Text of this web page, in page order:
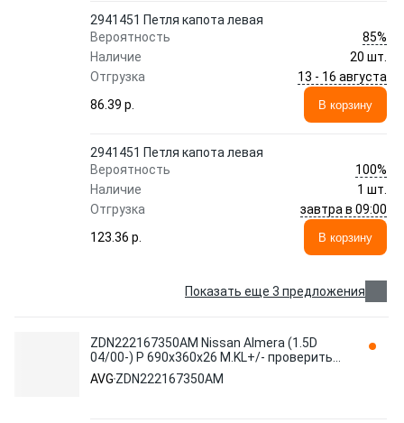
2941451 Петля капота левая
Вероятность
85%
Наличие
20 шт.
Отгрузка
13 - 16 августа
86.39 p.
В корзину
2941451 Петля капота левая
Вероятность
100%
Наличие
1 шт.
Отгрузка
завтра в 09:00
123.36 p.
В корзину
Показать еще 3 предложения
ZDN222167350AM Nissan Almera (1.5D
04/00-) P 690x360x26 M.KL+/- проверить
отвод на расширительный ба AVG
AVG ZDN222167350AM